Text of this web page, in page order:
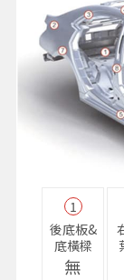
1
後底板&
底橫樑
無